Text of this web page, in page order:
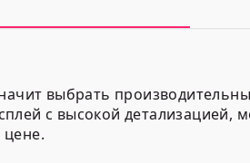
выбрать
с высокой